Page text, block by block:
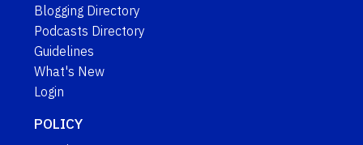
Blogging Directory
Podcasts Directory
Guidelines
What's New
Login
POLICY